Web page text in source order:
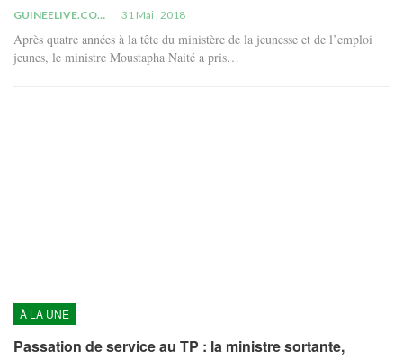
GUINEELIVE.COM 31 Mai , 2018
Après quatre années à la tête du ministère de la jeunesse et de l’emploi
jeunes, le ministre Moustapha Naité a pris…
À LA UNE
Passation de service au TP : la ministre sortante,